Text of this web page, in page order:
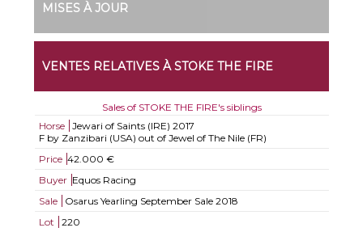
MISES À JOUR
VENTES RELATIVES À STOKE THE FIRE
Sales of STOKE THE FIRE's siblings
Horse
Jewari of Saints (IRE) 2017
F by Zanzibari (USA) out of Jewel of The Nile (FR)
Price 42.000 €
Buyer Equos Racing
Sale
Osarus Yearling September Sale 2018
Lot
220